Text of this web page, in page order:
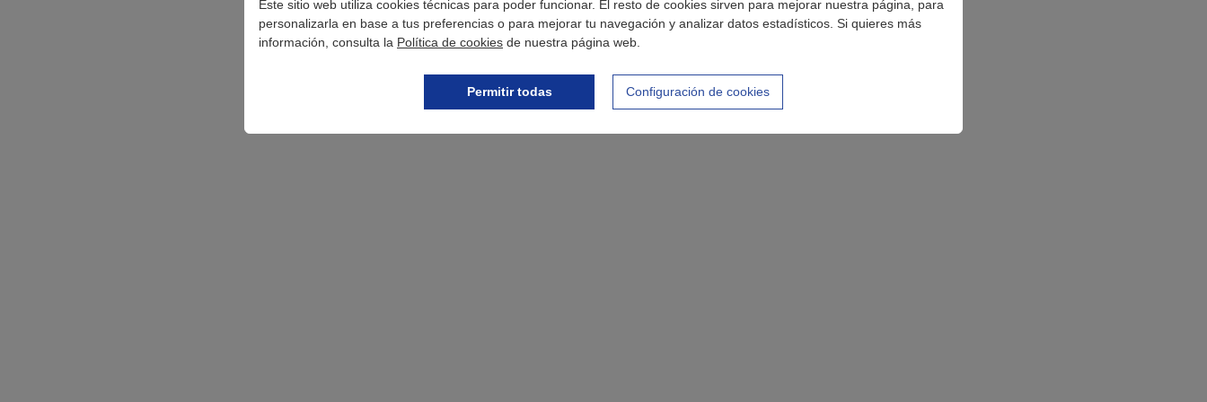
Este sitio web utiliza cookies técnicas para poder funcionar. El resto de cookies sirven para mejorar nuestra página, para
personalizarla en base a tus preferencias o para mejorar tu navegación y analizar datos estadísticos. Si quieres más
información, consulta la Política de cookies de nuestra página web.
Permitir todas Configuración de cookies